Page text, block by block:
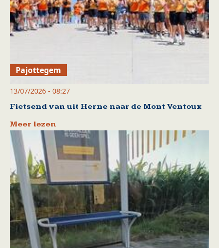
Pajottegem
13/07/2026 - 08:27
Fietsend van uit Herne naar de Mont Ventoux
Meer lezen